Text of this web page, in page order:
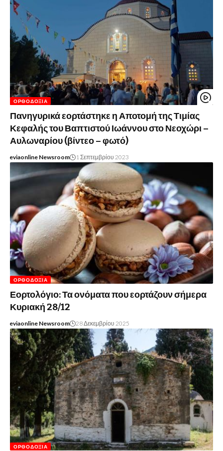
ΟΡΘΟΔΟΞΊΑ
Πανηγυρικά εορτάστηκε η Αποτομή της Τιμίας
Κεφαλής του Βαπτιστού Ιωάννου στο Νεοχώρι –
Αυλωναρίου (βίντεο – φωτό)
eviaonline Newsroom 1 Σεπτεμβρίου 2023
ΟΡΘΟΔΟΞΊΑ
Εορτολόγιο: Τα ονόματα που εορτάζουν σήμερα
Κυριακή 28/12
eviaonline Newsroom 28 Δεκεμβρίου 2025
ΟΡΘΟΔΟΞΊΑ